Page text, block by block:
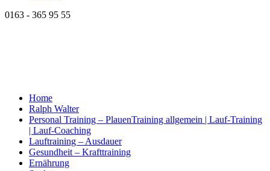
0163 - 365 95 55
Home
Ralph Walter
Personal Training – PlauenTraining allgemein | Lauf-Training
| Lauf-Coaching
Lauftraining – Ausdauer
Gesundheit – Krafttraining
Ernährung